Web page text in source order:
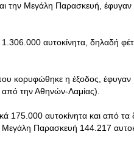
την Μεγάλη Παρασκευή,
1.306.000 αυτοκίνητα, δηλαδή
κορυφώθηκε η έξοδος, έφυγαν
την Αθηνών-Λαμίας).
175.000 αυτοκίνητα και από τα
Παρασκευή 144.217